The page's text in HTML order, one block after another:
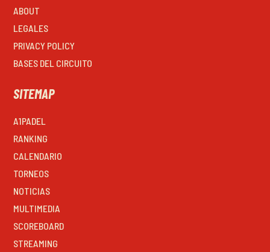
ABOUT
LEGALES
PRIVACY POLICY
BASES DEL CIRCUITO
SITEMAP
A1PADEL
RANKING
CALENDARIO
TORNEOS
NOTICIAS
MULTIMEDIA
SCOREBOARD
STREAMING